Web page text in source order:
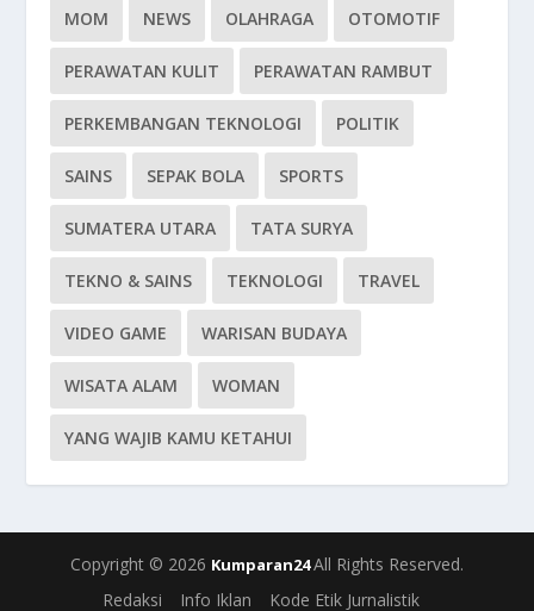
MOM NEWS OLAHRAGA OTOMOTIF
PERAWATAN KULIT PERAWATAN RAMBUT
PERKEMBANGAN TEKNOLOGI POLITIK
SAINS SEPAK BOLA SPORTS
SUMATERA UTARA TATA SURYA
TEKNO & SAINS TEKNOLOGI TRAVEL
VIDEO GAME WARISAN BUDAYA
WISATA ALAM WOMAN
YANG WAJIB KAMU KETAHUI
Copyright © 2026 Kumparan24All Rights Reserved.
Redaksi
Info Iklan Kode Etik Jurnalistik